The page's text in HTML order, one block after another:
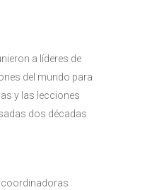
a líderes de
del mundo para
y las lecciones
dos décadas
coordinadoras